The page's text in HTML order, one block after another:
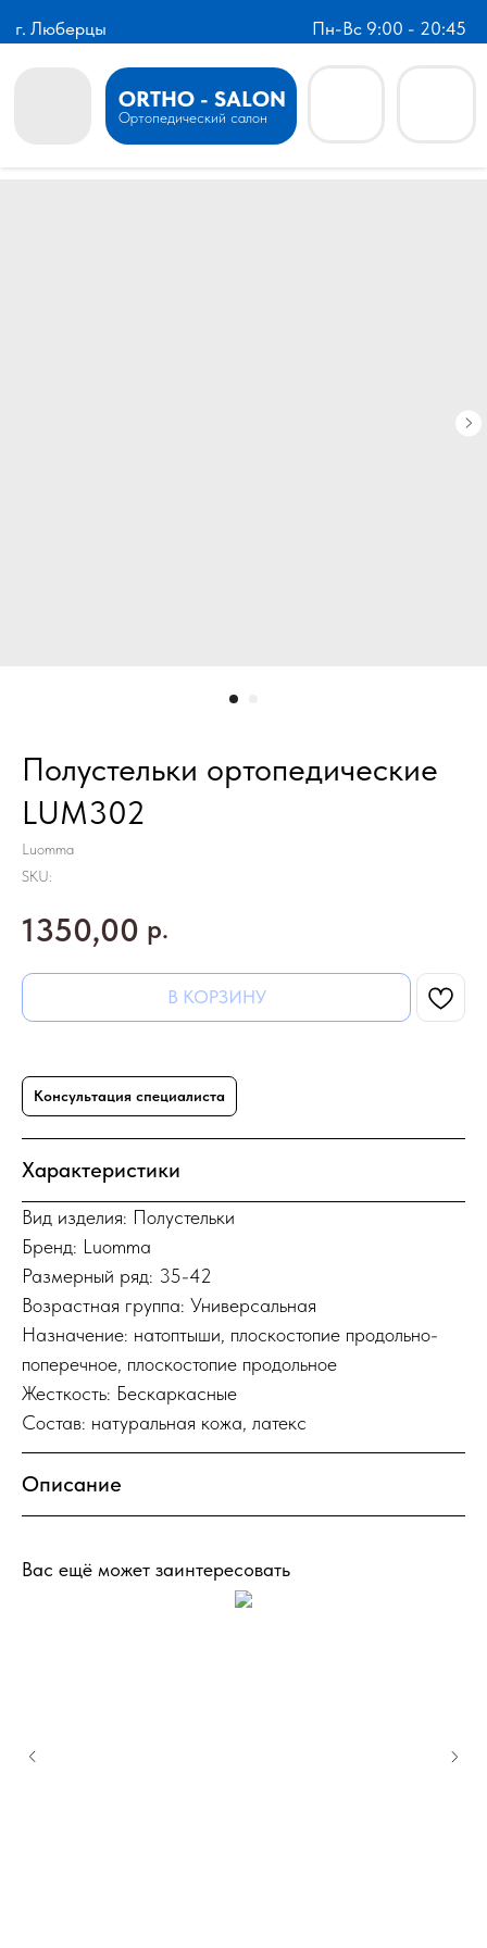
г. Люберцы Пн-Вс 9:00 - 20:45
ORTHO - SALON
Ортопедический салон
Полустельки ортопедические
LUM302
Luomma
SKU:
1350,00 р.
В КОРЗИНУ
Консультация специалиста
Характеристики
Вид изделия: Полустельки
Бренд: Luomma
Размерный ряд: 35-42
Возрастная группа: Универсальная
Назначение: натоптыши, плоскостопие продольно-
поперечное, плоскостопие продольное
Жесткость: Бескаркасные
Состав: натуральная кожа, латекс
Описание
Вас ещё может заинтересовать